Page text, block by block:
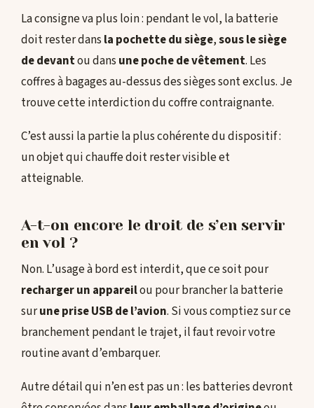
La consigne va plus loin : pendant le vol, la batterie
doit rester dans la pochette du siège,sous le siège
de devantou dans une poche de vêtement. Les
coffres à bagages au-dessus des sièges sont exclus. Je
trouve cette interdiction du coffre contraignante.
C’est aussi la partie la plus cohérente du dispositif :
un objet qui chauffe doit rester visible et
atteignable.
A-t-on encore le droit de s’en servir
en vol ?
Non. L’usage à bord est interdit, que ce soit pour
recharger un appareilou pour brancher la batterie
surune prise USB de l’avion. Si vous comptiez sur ce
branchement pendant le trajet, il faut revoir votre
routine avant d’embarquer.
Autre détail qui n’en est pas un : les batteries devront